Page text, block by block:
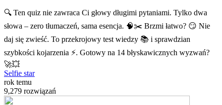
🔍 Ten quiz nie zawraca Ci głowy długimi pytaniami. Tylko dwa
słowa – zero tłumaczeń, sama esencja. 🧠✂️ Brzmi łatwo? 😏 Nie
daj się zwieść. To przekrojowy test wiedzy 📚 i sprawdzian
szybkości kojarzenia ⚡. Gotowy na 14 błyskawicznych wyzwań?
🚀💥
Selfie star
rok temu
9,279 rozwiązań